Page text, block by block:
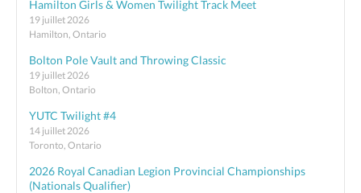
Hamilton Girls & Women Twilight Track Meet
19 juillet 2026
Hamilton, Ontario
Bolton Pole Vault and Throwing Classic
19 juillet 2026
Bolton, Ontario
YUTC Twilight #4
14 juillet 2026
Toronto, Ontario
2026 Royal Canadian Legion Provincial Championships
(Nationals Qualifier)